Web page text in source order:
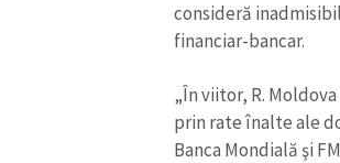
consideră
financiar-bancar.
„În viitor, R.
prin rate înalte ale
Banca Mondială şi